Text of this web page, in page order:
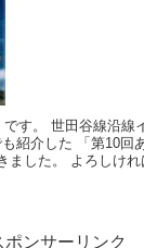
ベントまとめ
も紹介した 「第10回
最後までお付き合
ポンサーリンク